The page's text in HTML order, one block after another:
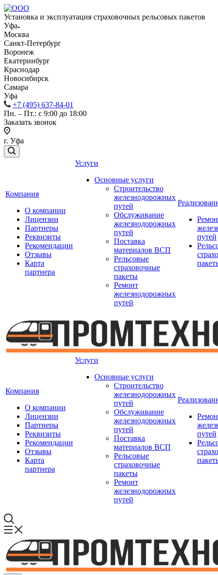
Установка и эксплуатация страховочных рельсовых пакетов
Уфа
Москва
Санкт-Петербург
Воронеж
Екатеринбург
Краснодар
Новосибирск
Самара
Уфа
+7 (495) 637-84-01
Пн. – Пт.: с 9:00 до 18:00
Заказать звонок
г. Уфа
Компания
О компании
Лицензии
Партнеры
Реквизиты
Рекомендации
Отзывы
Карта
партнера
Услуги
Основные услуги
Строительство
железнодорожных
путей
Обслуживание
железнодорожных
путей
Поставка
материалов ВСП
Рельсовые
страховочные
пакеты
Ремонт
железнодорожных
путей
путей
Компания
О компании
Лицензии
Партнеры
Реквизиты
Рекомендации
Отзывы
Карта
партнера
Услуги
Основные услуги
Строительство
железнодорожных
путей
Обслуживание
железнодорожных
путей
Поставка
материалов ВСП
Рельсовые
страховочные
пакеты
Ремонт
железнодорожных
путей
путей